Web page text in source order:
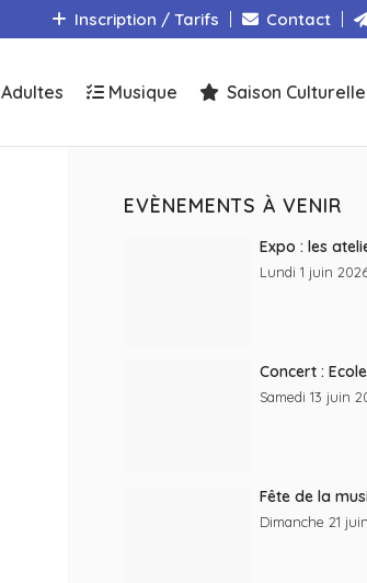
Inscription / Tarifs Contact
Adultes Musique Saison Culturelle
EVÈNEMENTS À VENIR
Expo : les
Lundi 1 juin
Concert :
Samedi 13 juin
Fête de la
Dimanche 21